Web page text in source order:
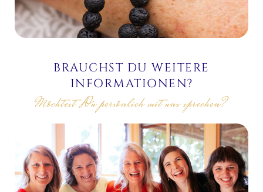
BRAUCHST DU WEITERE
INFORMATIONEN?
Möchtest Du persönlich mit uns sprechen?